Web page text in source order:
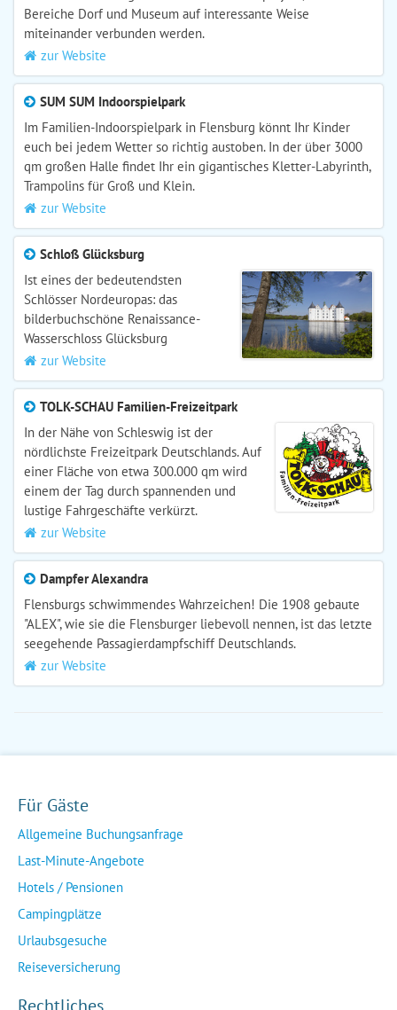
Bereiche Dorf und Museum auf interessante Weise
miteinander verbunden werden.
zur Website
SUM SUM Indoorspielpark
Im Familien-Indoorspielpark in Flensburg könnt Ihr Kinder
euch bei jedem Wetter so richtig austoben. In der über 3000
qm großen Halle findet Ihr ein gigantisches Kletter-Labyrinth,
Trampolins für Groß und Klein.
zur Website
Schloß Glücksburg
Ist eines der bedeutendsten
Schlösser Nordeuropas: das
bilderbuchschöne Renaissance-
Wasserschloss Glücksburg
zur Website
TOLK-SCHAU Familien-Freizeitpark
In der Nähe von Schleswig ist der
nördlichste Freizeitpark Deutschlands. Auf
einer Fläche von etwa 300.000 qm wird
einem der Tag durch spannenden und
lustige Fahrgeschäfte verkürzt.
zur Website
Dampfer Alexandra
Flensburgs schwimmendes Wahrzeichen! Die 1908 gebaute
"ALEX", wie sie die Flensburger liebevoll nennen, ist das letzte
seegehende Passagierdampfschiff Deutschlands.
zur Website
Für Gäste
Allgemeine Buchungsanfrage
Last-Minute-Angebote
Hotels / Pensionen
Campingplätze
Urlaubsgesuche
Reiseversicherung
Rechtliches